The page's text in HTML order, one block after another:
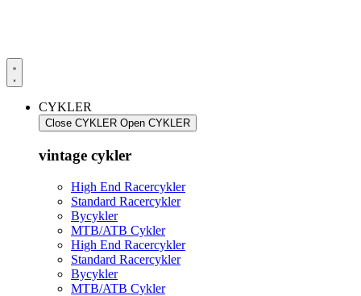
CYKLER
Close CYKLER Open CYKLER
vintage cykler
High End Racercykler
Standard Racercykler
Bycykler
MTB/ATB Cykler
High End Racercykler
Standard Racercykler
Bycykler
MTB/ATB Cykler